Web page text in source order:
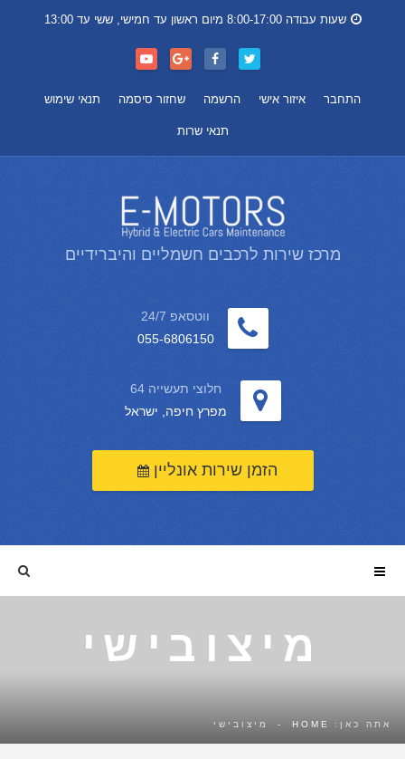
שעות עבודה 8:00-17:00 מיום ראשון עד חמישי, ששי עד 13:00
התחבר איזור אישי הרשמה שחזור סיסמה תנאי שימוש
תנאי שרות
מרכז שירות לרכבים חשמליים והיברידיים
ווטסאפ 24/7
055-6806150
חלוצי תעשייה 64
מפרץ חיפה, ישראל
הזמן שירות אונליין
מיצובישי
אתה כאן: HOME
- מיצובישי